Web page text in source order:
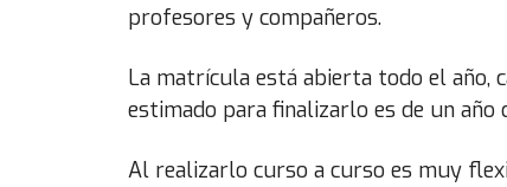
profesores y compañeros.
La matrícula está abierta todo el año,
estimado para finalizarlo es de un año
Al realizarlo curso a curso es muy